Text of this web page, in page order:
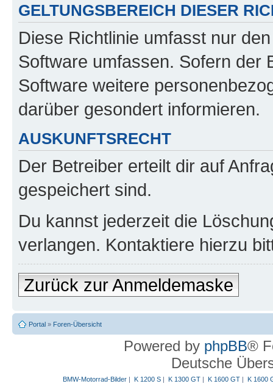
GELTUNGSBEREICH DIESER
Diese Richtlinie umfasst nur
Software umfassen. Sofern der
Software weitere
darüber gesondert informieren.
AUSKUNFTSRECHT
Der Betreiber erteilt dir auf
gespeichert sind.
Du kannst jederzeit die
verlangen. Kontaktiere hierzu
Zurück zur Anmeldemaske
Portal » Foren-Übersicht
Powered by phpBB®
Deutsche
BMW-Motorrad-Bilder| K 1200 S| K 1300 GT| K 1600 GT| K 1600